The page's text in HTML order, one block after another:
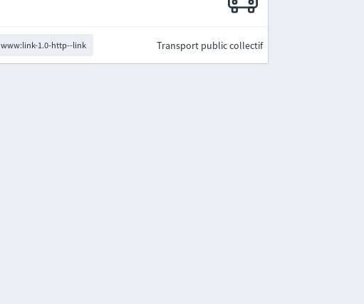
www:link-1.0-http--link Transport public collectif